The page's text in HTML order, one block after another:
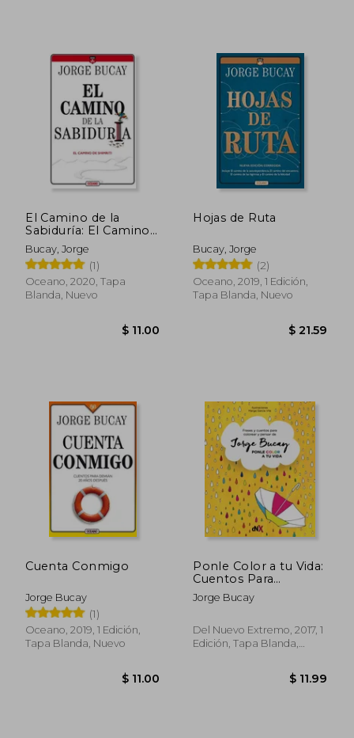
El Camino de la
Sabiduría: El Camino
de Shimriti
Bucay, Jorge
(1)
Oceano, 2020, Tapa
Blanda, Nuevo
Hojas de Ruta
Bucay, Jorge
(2)
Oceano, 2019, 1 Edición,
Tapa Blanda, Nuevo
Cuenta Conmigo
Jorge Bucay
(1)
Oceano, 2019, 1 Edición,
Tapa Blanda, Nuevo
Ponle Color a tu Vida:
Cuentos Para
Colorear y Pensar
Jorge Bucay
Del Nuevo Extremo, 2017, 1
Edición, Tapa Blanda,